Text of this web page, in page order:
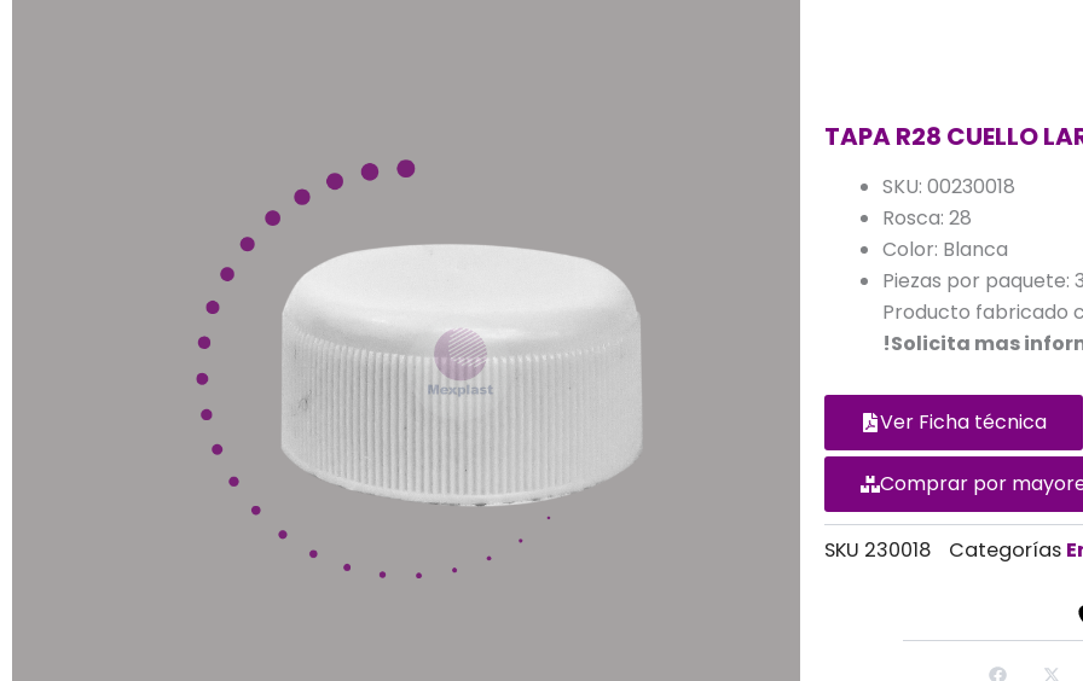
TAPA R28 CUELLO
SKU: 00230018
Rosca: 28
Color: Blanca
Piezas por paquete:
Producto fabricado
!Solicita mas
Ver Ficha técnica
Comprar por
Alternative:
SKU 230018 Categorías